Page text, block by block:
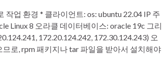
업 환경 * 클라이언트: os: ubuntu 22.04 IP 주
Linux 8 오라클 데이터베이스: oracle 19c 그리
172.20.124.242, 172.30.124.243) 오
로, rpm 패키지나 tar 파일을 받아서 설치해야